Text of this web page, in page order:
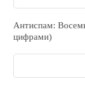
Антиспам:
цифрами)